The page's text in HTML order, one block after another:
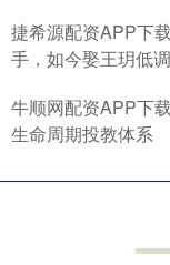
捷希源配资APP下
手，如今娶王玥低
牛顺网配资APP下
生命周期投教体系